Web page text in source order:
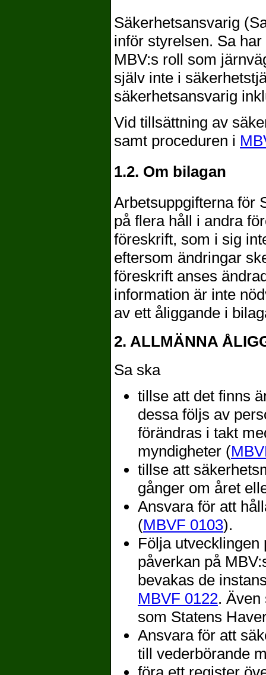
Säkerhetsansvarig
inför styrelsen. Sa
MBV:s roll som
själv inte i
säkerhetsansvarig
Vid tillsättning av
samt proceduren i
1.2. Om bilagan
Arbetsuppgifterna för
på flera håll i andra
föreskrift, som i sig
eftersom ändringar
föreskrift anses
information är inte
av ett åliggande i
2. ALLMÄNNA
Sa ska
tillse att det finns
dessa följs av
förändras i takt
myndigheter (
tillse att
gånger om året
Ansvara för att
(MBVF 0103).
Följa
påverkan på
bevakas de
MBVF 0122. Även
som Statens
Ansvara för att
till vederbörande